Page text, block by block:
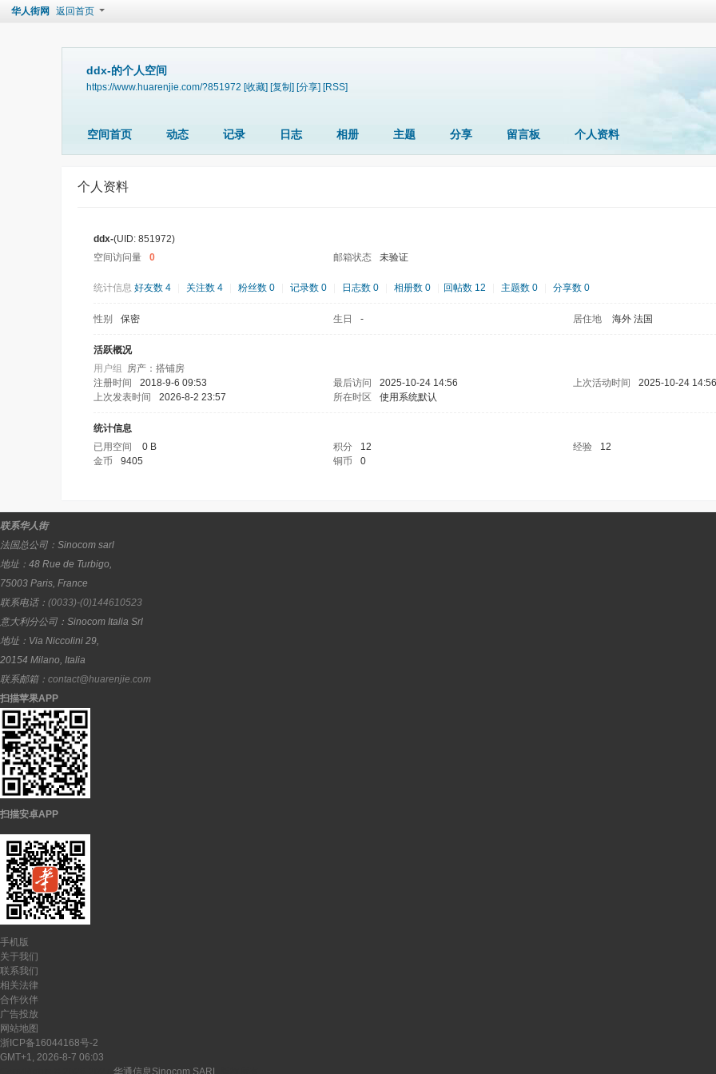
华人街网 返回首页
ddx-的个人空间
https://www.huarenjie.com/?851972 [收藏] [复制] [分享] [RSS]
空间首页 动态 记录 日志 相册 主题 分享 留言板 个人资料
个人资料
ddx-(UID: 851972)
空间访问量
0 邮箱状态 未验证
统计信息 好友数 4 关注数 4 粉丝数 0 记录数 0 日志数 0 相册数 0 回帖数 12 主题数 0 分享数 0
性别 保密 生日 - 居住地 海外 法国
活跃概况
用户组 房产：搭铺房
注册时间
2018-9-6 09:53 最后访问 2025-10-24 14:56 上次活动时间
2025-10-24 14:56
上次发表时间
2026-8-2 23:57 所在时区 使用系统默认
统计信息
已用空间
0 B 积分 12 经验
12
金币
9405 铜币 0
联系华人街
法国总公司： Sinocom sarl
地址： 48 Rue de Turbigo,
75003 Paris, France
联系电话： (0033)-(0)144610523
意大利分公司： Sinocom Italia Srl
地址： Via Niccolini 29,
20154 Milano, Italia
联系邮箱： contact@huarenjie.com
扫描苹果APP
扫描安卓APP
手机版
关于我们
联系我们
相关法律
合作伙伴
广告投放
网站地图
浙ICP备16044168号-2
GMT+1, 2026-8-7 06:03
华通信息Sinocom SARL